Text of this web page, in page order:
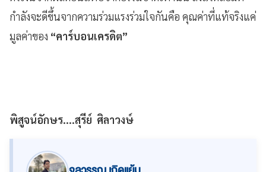
กำลังจะดีขึ้นจากความร่วมแรงร่วมใจกันคือ คุณค่าที่แท้จริงแค่
มูลค่าของ “คาร์บอนเครดิต”
พิสูจน์อักษร....สุรีย์ ศิลาวงษ์